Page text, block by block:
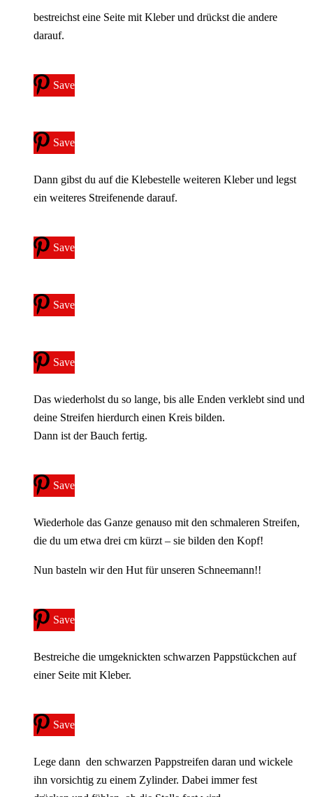
bestreichst eine Seite mit Kleber und drückst die andere
darauf.
Save
Save
Dann gibst du auf die Klebestelle weiteren Kleber und legst
ein weiteres Streifenende darauf.
Save
Save
Save
Das wiederholst du so lange, bis alle Enden verklebt sind und
deine Streifen hierdurch einen Kreis bilden.
Dann ist der Bauch fertig.
Save
Wiederhole das Ganze genauso mit den schmaleren Streifen,
die du um etwa drei cm kürzt – sie bilden den Kopf!
Nun basteln wir den Hut für unseren Schneemann!!
Save
Bestreiche die umgeknickten schwarzen Pappstückchen auf
einer Seite mit Kleber.
Save
Lege dann den schwarzen Pappstreifen daran und wickele
ihn vorsichtig zu einem Zylinder. Dabei immer fest